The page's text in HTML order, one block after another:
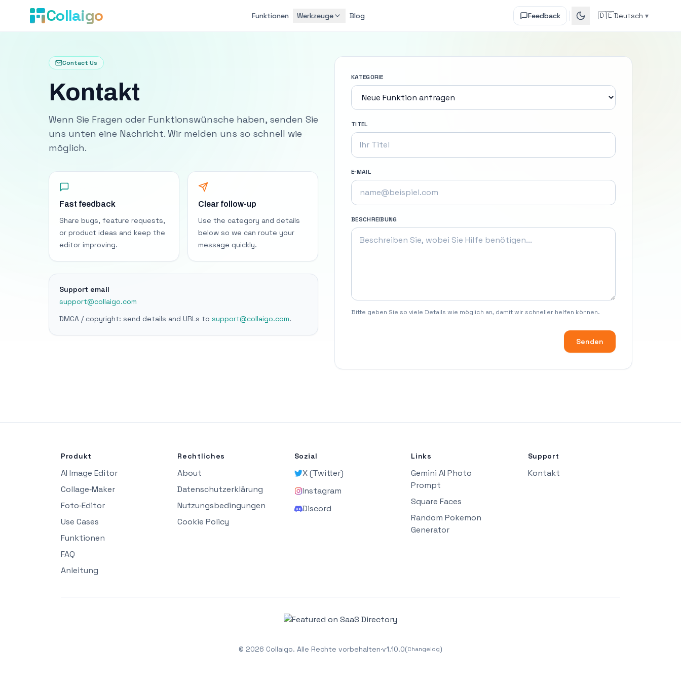
Collaigo Funktionen Werkzeuge Blog Feedback 🇩🇪Deutsch ▾
Contact Us
Kontakt
Wenn Sie Fragen oder Funktionswünsche haben, senden Sie
uns unten eine Nachricht. Wir melden uns so schnell wie
möglich.
Fast feedback
Share bugs, feature requests,
or product ideas and keep the
editor improving.
Clear follow-up
Use the category and details
below so we can route your
message quickly.
Support email
support@collaigo.com
DMCA / copyright: send details and URLs to support@collaigo.com.
KATEGORIE
TITEL
E‑MAIL
BESCHREIBUNG
Bitte geben Sie so viele Details wie möglich an, damit wir schneller helfen können.
Senden
Produkt
AI Image Editor
Collage‑Maker
Foto‑Editor
Use Cases
Funktionen
FAQ
Anleitung
Rechtliches
About
Datenschutzerklärung
Nutzungsbedingungen
Cookie Policy
Sozial
X (Twitter)
Instagram
Discord
Links
Gemini AI Photo
Prompt
Square Faces
Random Pokemon
Generator
Support
Kontakt
© 2026 Collaigo. Alle Rechte vorbehalten·v1.10.0(Changelog)